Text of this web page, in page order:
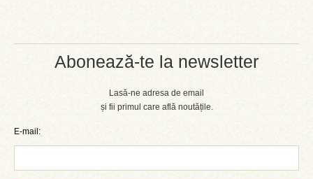
Abonează-te la newsletter
Lasă-ne adresa de email
și fii primul care află noutățile.
E-mail: